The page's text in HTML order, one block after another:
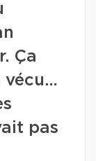
Ça
vécu…
pas